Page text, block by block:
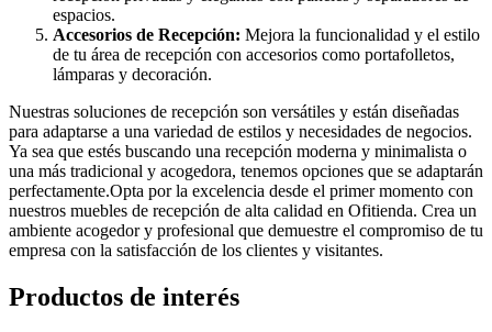
espacios.
Accesorios de Recepción: Mejora la funcionalidad y el estilo
de tu área de recepción con accesorios como portafolletos,
lámparas y decoración.
Nuestras soluciones de recepción son versátiles y están diseñadas
para adaptarse a una variedad de estilos y necesidades de negocios.
Ya sea que estés buscando una recepción moderna y minimalista o
una más tradicional y acogedora, tenemos opciones que se adaptarán
perfectamente.Opta por la excelencia desde el primer momento con
nuestros muebles de recepción de alta calidad en Ofitienda. Crea un
ambiente acogedor y profesional que demuestre el compromiso de tu
empresa con la satisfacción de los clientes y visitantes.
Productos de interés